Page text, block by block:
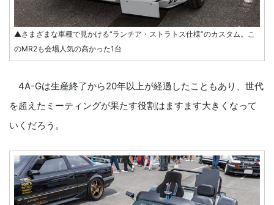
▲さまざまな車種で見かける“ランチア・ストラトス仕様”のカスタム。こ
のMR2も会場人気の高かった1台
4A-Gは生産終了から20年以上が経過したこともあり、世代
を超えたミーティングが果たす役割はますます大きくなって
いくだろう。